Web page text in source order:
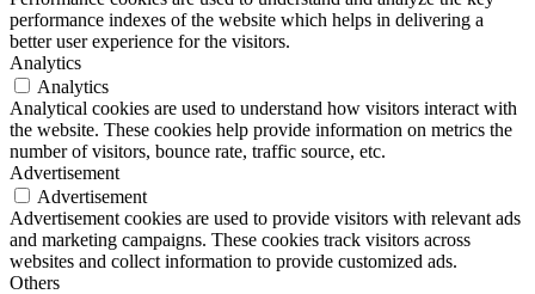
performance indexes of the website which helps in delivering a
better user experience for the visitors.
Analytics
Analytics
Analytical cookies are used to understand how visitors interact with
the website. These cookies help provide information on metrics the
number of visitors, bounce rate, traffic source, etc.
Advertisement
Advertisement
Advertisement cookies are used to provide visitors with relevant ads
and marketing campaigns. These cookies track visitors across
websites and collect information to provide customized ads.
Others